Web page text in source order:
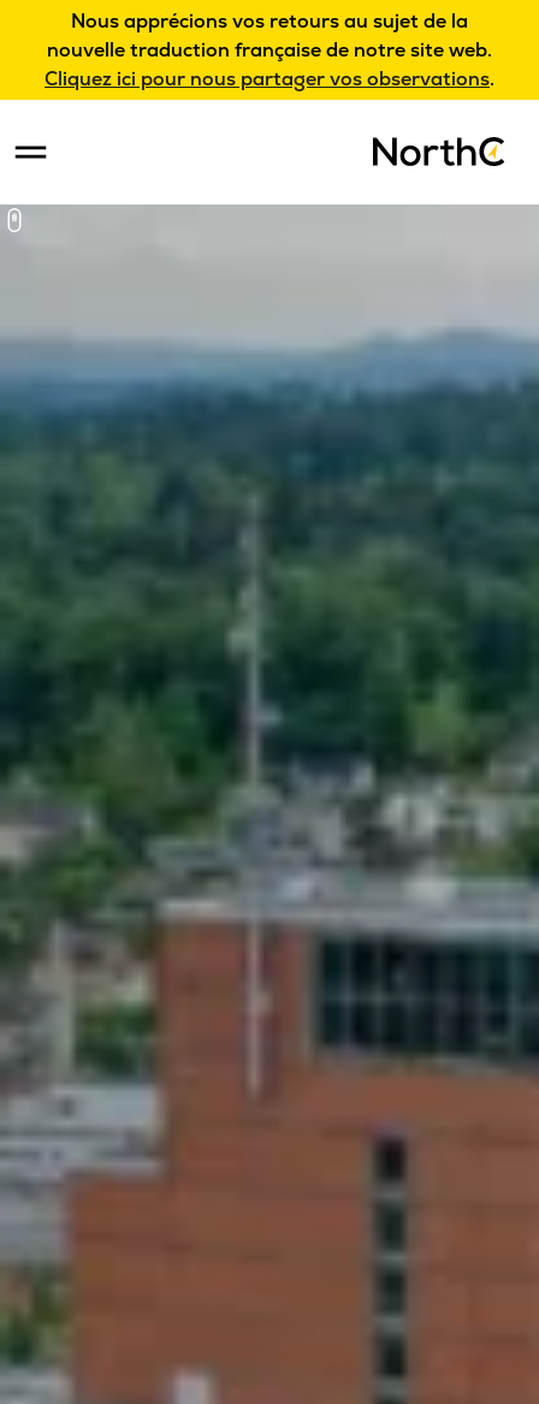
Nous apprécions vos retours au sujet de la
nouvelle traduction française de notre site web.
Cliquez ici pour nous partager vos observations.